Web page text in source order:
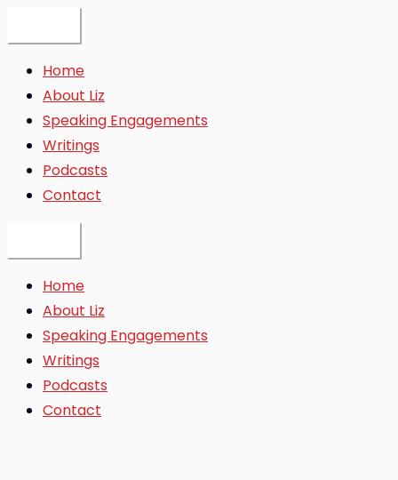
to
contentHome
About Liz
Speaking Engagements
Writings
Podcasts
Contact
Home
About Liz
Speaking Engagements
Writings
Podcasts
Contact